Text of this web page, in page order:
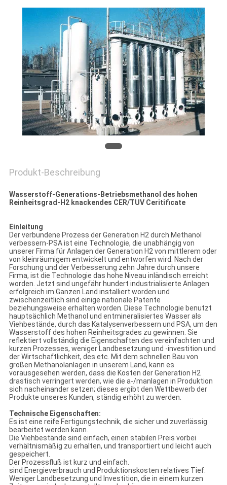
SITEMAP
DATENSCHUTZRICHTLINIE
Produkt-Beschreibung
Wasserstoff-Generations-Betriebsmethanol des hohen
Reinheitsgrad-H2 knackendes CER/TUV Ceritificate
Einleitung
Der verbundene Prozess der Generation H2 durch Methanol
verbessern-PSA ist eine Technologie, die unabhängig von
unserer Firma für Anlagen der Generation H2 von mittlerem oder
von kleinräumigem entwickelt und entworfen wird. Nach der
Forschung und der Verbesserung zehn Jahre durch unsere
Firma, ist die Technologie das hohe Niveau inländisch erreicht
worden. Jetzt sind ungefähr hundert industrialisierte Anlagen
erfolgreich im Ganzen Land installiert worden und
zwischenzeitlich sind einige nationale Patente
beziehungsweise erhalten worden. Diese Technologie benutzt
hauptsächlich Methanol und entmineralisiertes Wasser als
Viehbestände, durch das Katalysenverbessern und PSA, um den
Wasserstoff des hohen Reinheitsgrades zu gewinnen. Sie
reflektiert vollständig die Eigenschaften des vereinfachten und
kurzen Prozesses, weniger Landbesetzung und -investition und
der Wirtschaftlichkeit, des etc. Mit dem schnellen Bau von
großen Methanolanlagen in unserem Land, kann es
vorausgesehen werden, dass die Kosten der Generation H2
drastisch verringert werden, wie die a-/manlagen in Produktion
sich nacheinander setzen; dieses ergibt den Wettbewerb der
Produkte unseres Kunden, ständig erhöht zu werden.
Technische Eigenschaften:
Es ist eine reife Fertigungstechnik, die sicher und zuverlässig
bearbeitet werden kann.
Die Viehbestände sind einfach, einen stabilen Preis vorbei
verhältnismäßig zu erhalten, und transportiert und leicht auch
gespeichert.
Der Prozessfluß ist kurz und einfach.
sind Energieverbrauch und Produktionskosten relatives Tief.
Weniger Landbesetzung und Investition, die in einem kurzen